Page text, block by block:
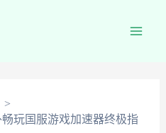
玩国服游戏加速器终极指